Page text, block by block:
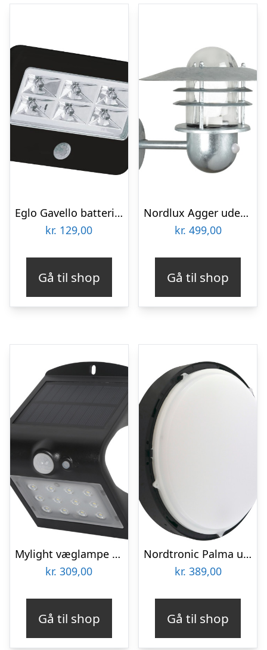
Eglo Gavello batterilampe med sensor, sort
kr. 129,00
Gå til shop
Nordlux Agger udendørs væglampe med sensor
kr. 499,00
Gå til shop
Mylight væglampe med sensor & solcelle, 2W
kr. 309,00
Gå til shop
Nordtronic Palma udendørs væglampe med sensor
kr. 389,00
Gå til shop